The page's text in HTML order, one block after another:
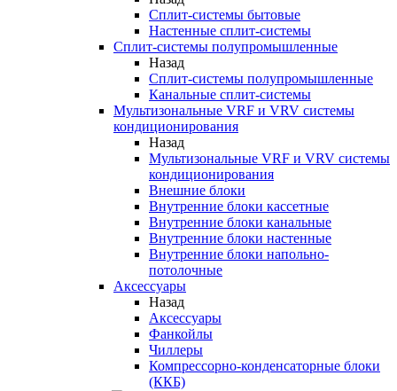
Сплит-системы бытовые
Настенные сплит-системы
Сплит-системы полупромышленные
Назад
Сплит-системы полупромышленные
Канальные сплит-системы
Мультизональные VRF и VRV системы
кондиционирования
Назад
Мультизональные VRF и VRV системы
кондиционирования
Внешние блоки
Внутренние блоки кассетные
Внутренние блоки канальные
Внутренние блоки настенные
Внутренние блоки напольно-
потолочные
Аксессуары
Назад
Аксессуары
Фанкойлы
Чиллеры
Компрессорно-конденсаторные блоки
(ККБ)